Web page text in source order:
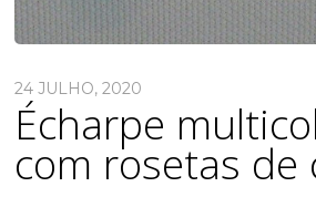
24 JULHO, 2020
Écharpe
com rosetas de